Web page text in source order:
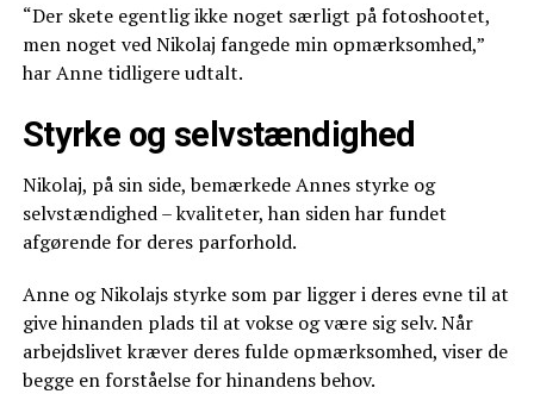
“Der skete egentlig ikke noget særligt på fotoshootet,
men noget ved Nikolaj fangede min opmærksomhed,”
har Anne tidligere udtalt.
Styrke og selvstændighed
Nikolaj, på sin side, bemærkede Annes styrke og
selvstændighed – kvaliteter, han siden har fundet
afgørende for deres parforhold.
Anne og Nikolajs styrke som par ligger i deres evne til at
give hinanden plads til at vokse og være sig selv. Når
arbejdslivet kræver deres fulde opmærksomhed, viser de
begge en forståelse for hinandens behov.